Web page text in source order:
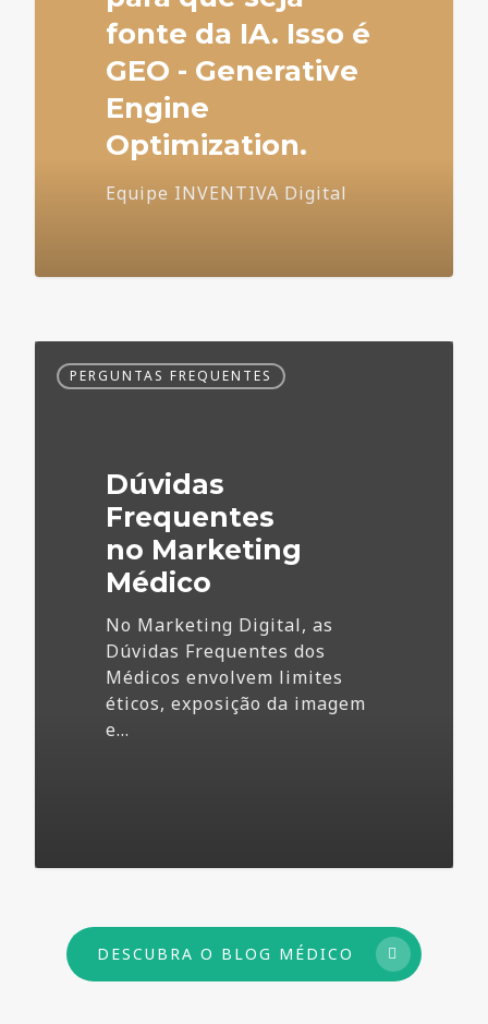
fonte da IA. Isso é
GEO - Generative
Engine
Optimization.
Equipe INVENTIVA Digital
Frequentes
PERGUNTAS FREQUENTES
Dúvidas
Frequentes
no Marketing
Médico
No Marketing Digital, as
Dúvidas Frequentes dos
Médicos envolvem limites
éticos, exposição da imagem
e…
DESCUBRA O BLOG MÉDICO